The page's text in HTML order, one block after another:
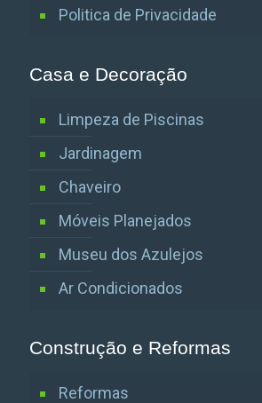
Politica de Privacidade
Casa e Decoração
Limpeza de Piscinas
Jardinagem
Chaveiro
Móveis Planejados
Museu dos Azulejos
Ar Condicionados
Construção e Reformas
Reformas